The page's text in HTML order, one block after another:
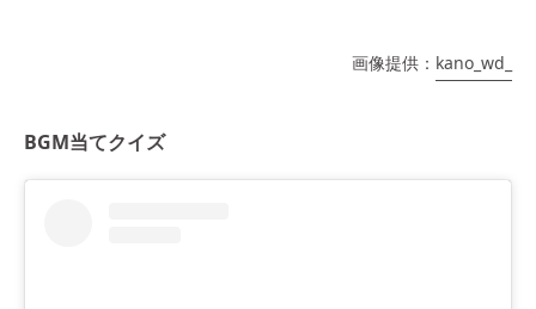
画像提供： kano_wd_
BGM当てクイズ